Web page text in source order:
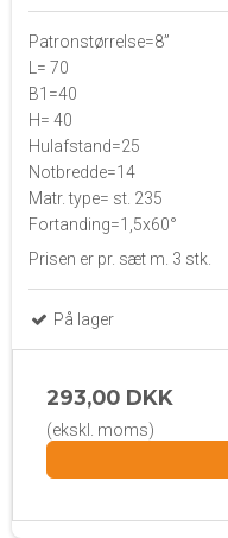
Patronstørrelse=8”
L= 70
B1=40
H= 40
Hulafstand=25
Notbredde=14
Matr. type= st. 235
Fortanding=1,5x60°
Prisen er pr. sæt m. 3 stk.
På lager
293,00 DKK
(ekskl. moms)